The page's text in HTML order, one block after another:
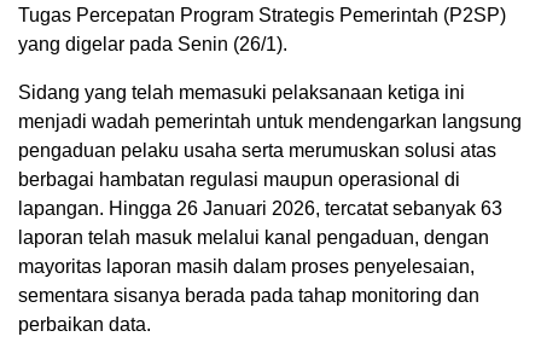
Tugas Percepatan Program Strategis Pemerintah (P2SP)
yang digelar pada Senin (26/1).
Sidang yang telah memasuki pelaksanaan ketiga ini
menjadi wadah pemerintah untuk mendengarkan langsung
pengaduan pelaku usaha serta merumuskan solusi atas
berbagai hambatan regulasi maupun operasional di
lapangan. Hingga 26 Januari 2026, tercatat sebanyak 63
laporan telah masuk melalui kanal pengaduan, dengan
mayoritas laporan masih dalam proses penyelesaian,
sementara sisanya berada pada tahap monitoring dan
perbaikan data.